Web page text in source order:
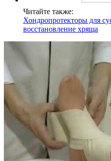
Читайте также:
Хондропротекторы для
восстановление хряща